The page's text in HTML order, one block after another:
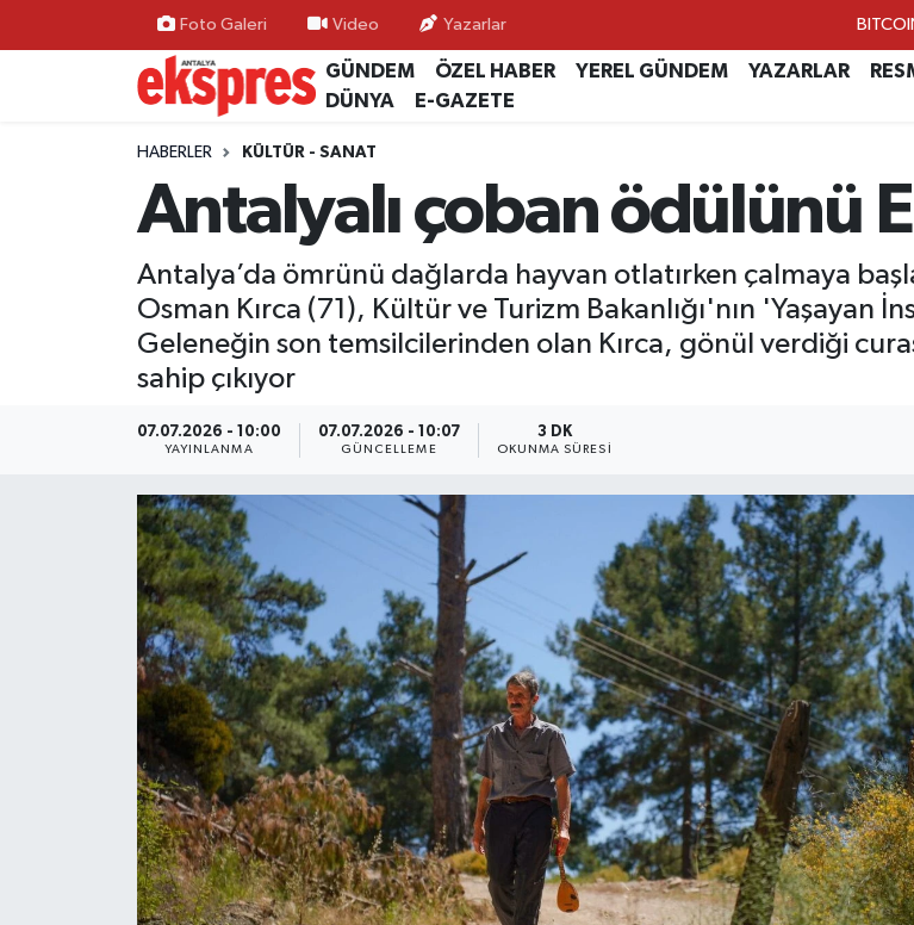
Foto Galeri Video Yazarlar
GÜNDEM ÖZEL HABER YEREL GÜNDEM YAZARLAR
DÜNYA
E-GAZETE
HABERLER KÜLTÜR - SANAT
Antalyalı çoban ödülünü
Antalya’da ömrünü dağlarda hayvan otlatırken çalmaya
Osman Kırca (71), Kültür ve Turizm Bakanlığı'nın 'Yaşayan
Geleneğin son temsilcilerinden olan Kırca, gönül verdiği
sahip çıkıyor
07.07.2026 - 10:00
YAYINLANMA
07.07.2026 - 10:07
GÜNCELLEME
3 DK
OKUNMA SÜRESI
ÖZEL HABER
GÜNDEM
YEREL GÜNDEM
EKONOMİ
KÜLTÜR - SANAT
TURİZM
RÖPORTAJ
VİDEO HABERLER
YAZARLAR
Nöbetçi Eczaneler
Hava Durumu
Trafik Durumu
Süper Lig Puan Durumu ve Fikstür
Tüm Manşetler
Son Dakika Haberleri
Haber Arşivi